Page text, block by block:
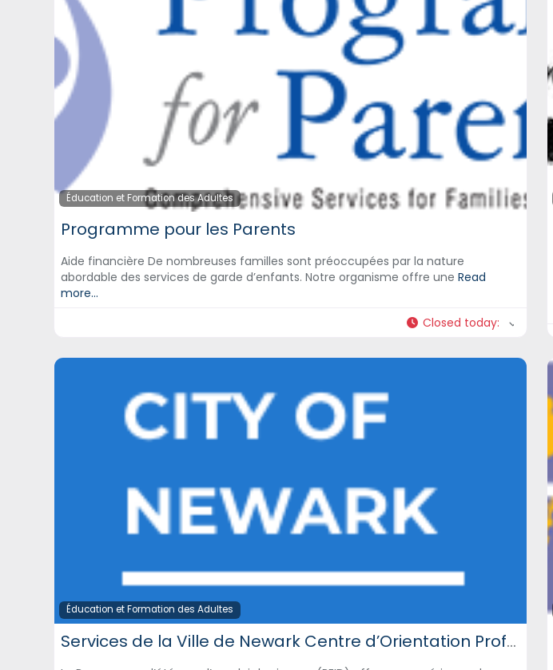
Éducation et Formation des Adultes
Programme pour les Parents
Aide financière De nombreuses familles sont préoccupées par la nature
abordable des services de garde d’enfants. Notre organisme offre uneRead
more...
Closed today:
Éducation et Formation des Adultes
Services de la Ville de Newark Centre d’Orientation Professionnelle Unique pour Les Jeunes